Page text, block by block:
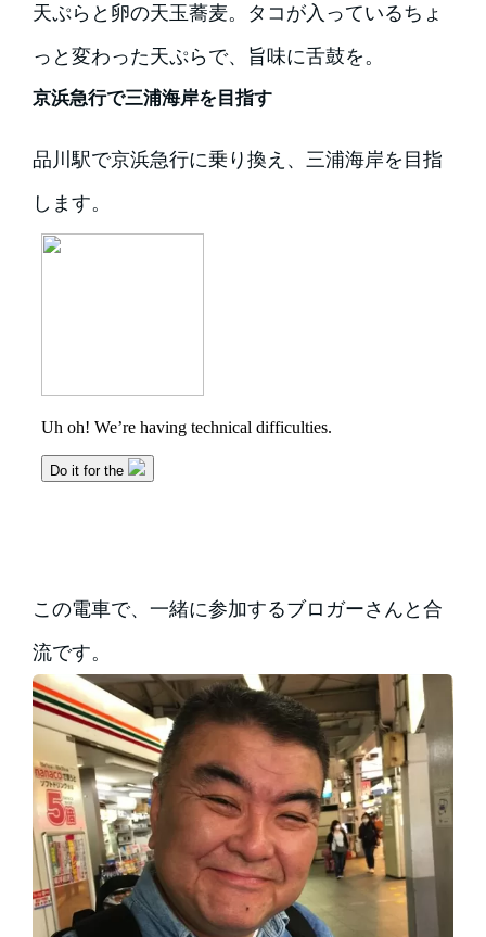
天ぷらと卵の天玉蕎麦。タコが入っているちょ
っと変わった天ぷらで、旨味に舌鼓を。
京浜急行で三浦海岸を目指す
品川駅で京浜急行に乗り換え、三浦海岸を目指
します。
この電車で、一緒に参加するブロガーさんと合
流です。